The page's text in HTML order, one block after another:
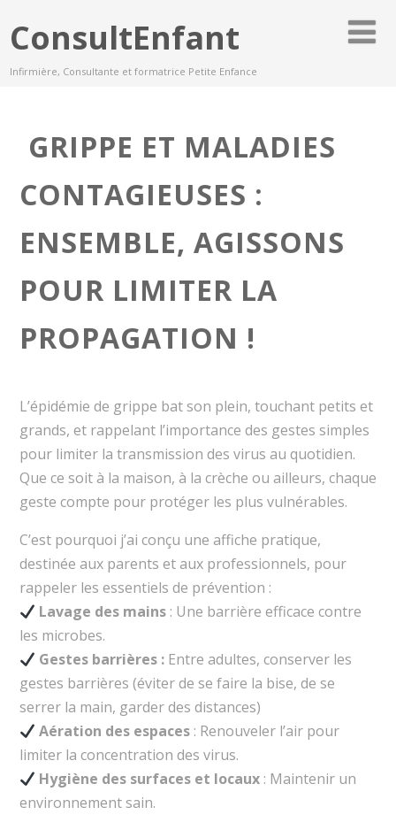
ConsultEnfant
Infirmière, Consultante et formatrice Petite Enfance
️ GRIPPE ET MALADIES
CONTAGIEUSES :
ENSEMBLE, AGISSONS
POUR LIMITER LA
PROPAGATION !
L’épidémie de grippe bat son plein, touchant petits et
grands, et rappelant l’importance des gestes simples
pour limiter la transmission des virus au quotidien.
Que ce soit à la maison, à la crèche ou ailleurs, chaque
geste compte pour protéger les plus vulnérables.
C’est pourquoi j’ai conçu une affiche pratique,
destinée aux parents et aux professionnels, pour
rappeler les essentiels de prévention :
Lavage des mains : Une barrière efficace contre
les microbes.
Gestes barrières : Entre adultes, conserver les
gestes barrières (éviter de se faire la bise, de se
serrer la main, garder des distances)
Aération des espaces : Renouveler l’air pour
limiter la concentration des virus.
Hygiène des surfaces et locaux : Maintenir un
environnement sain.